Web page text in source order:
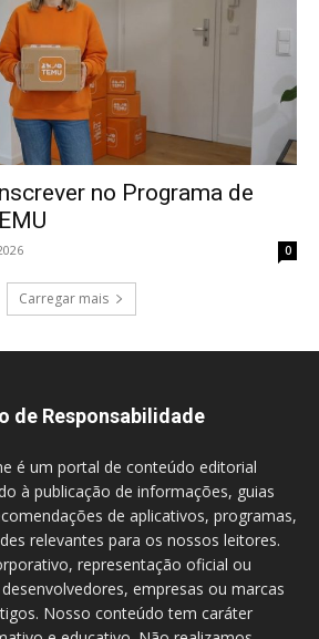
no Programa de
0
Carregar mais
de Responsabilidade
é um portal de conteúdo editorial
à publicação de informações, guias
de aplicativos, programas,
relevantes para os nossos leitores.
representação oficial ou
empresas ou marcas
Nosso conteúdo tem caráter